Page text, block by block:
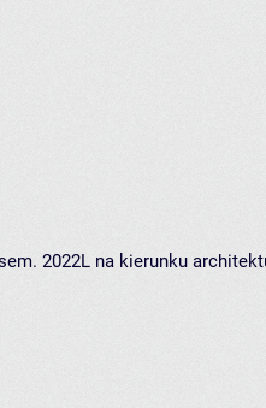
2022L na kierunku